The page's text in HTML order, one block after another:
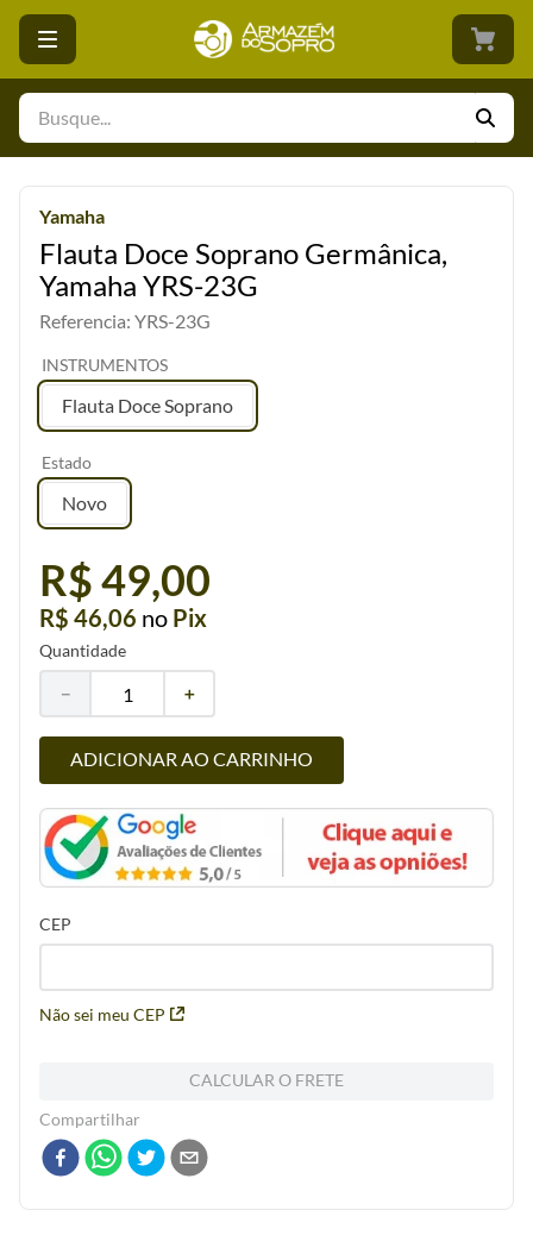
Busque...
Yamaha
Flauta Doce Soprano Germânica,
Yamaha YRS-23G
Referencia: YRS-23G
INSTRUMENTOS
Flauta Doce Soprano
Estado
Novo
R$ 49,00
R$ 46,06 no Pix
Quantidade
＋
－
ADICIONAR AO CARRINHO
CEP
Não sei meu CEP
CALCULAR O FRETE
Compartilhar